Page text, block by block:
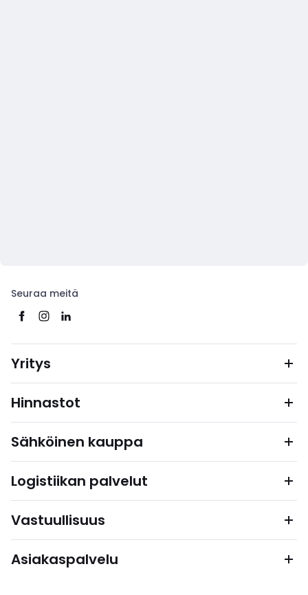
Seuraa meitä
Yritys
Hinnastot
Sähköinen kauppa
Logistiikan palvelut
Vastuullisuus
Asiakaspalvelu